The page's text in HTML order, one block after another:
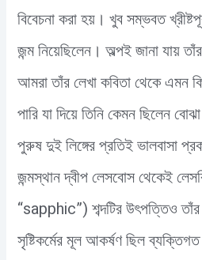
বিবেচনা করা হয়। খুব সম্ভবত
জন্ম নিয়েছিলেন। অল্পই জানা যায়
আমরা তাঁর লেখা কবিতা থেকে
পারি যা দিয়ে তিনি কেমন ছিলেন
পুরুষ দুই লিঙ্গের প্রতিই ভালবাসা
জন্মস্থান দ্বীপ লেসবোস থেকেই
“sapphic”) শব্দটির উৎপত্তিও
সৃষ্টিকর্মের মূল আকর্ষণ ছিল